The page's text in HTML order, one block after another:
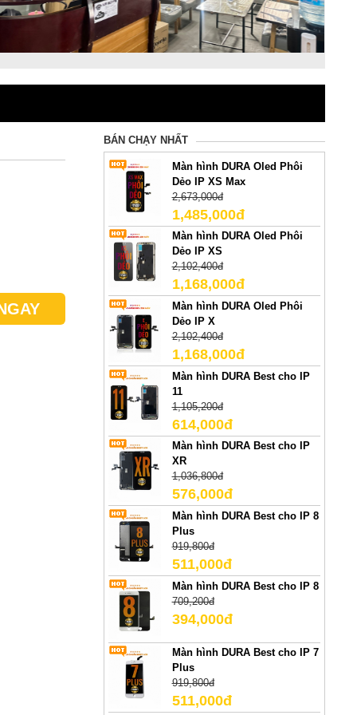
BÁN CHẠY NHẤT
Màn hình DURA Oled Phôi
Dẻo IP XS Max
2,673,000đ
1,485,000đ
Màn hình DURA Oled Phôi
Dẻo IP XS
2,102,400đ
1,168,000đ
Màn hình DURA Oled Phôi
Dẻo IP X
2,102,400đ
1,168,000đ
Màn hình DURA Best cho IP
11
1,105,200đ
614,000đ
Màn hình DURA Best cho IP
XR
1,036,800đ
576,000đ
Màn hình DURA Best cho IP 8
Plus
919,800đ
511,000đ
Màn hình DURA Best cho IP 8
709,200đ
394,000đ
Màn hình DURA Best cho IP 7
Plus
919,800đ
511,000đ